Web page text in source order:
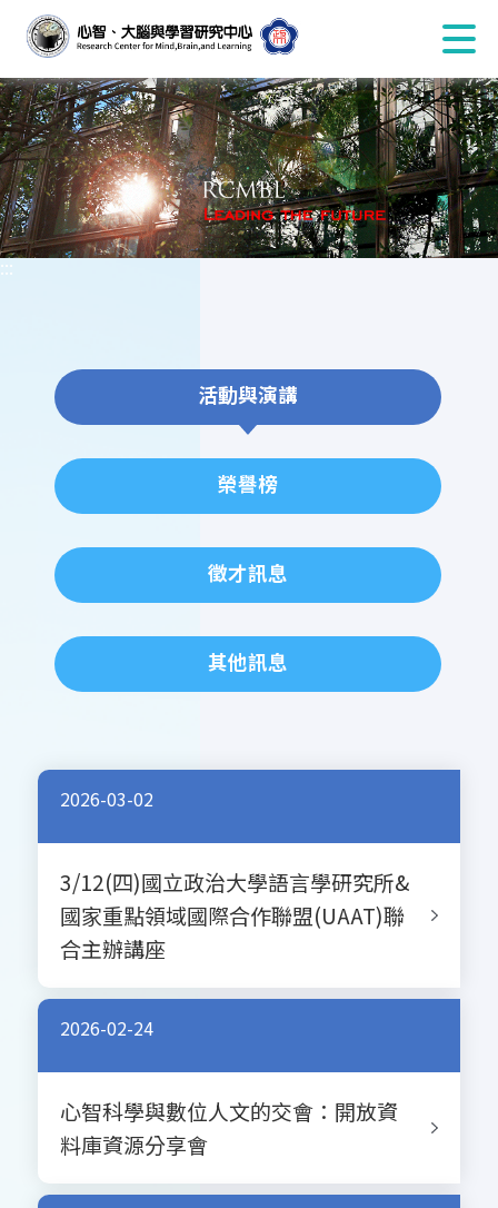
:::
活動與演講
榮譽榜
徵才訊息
其他訊息
2026-03-02
3/12(四)國立政治大學語言學研究所&
國家重點領域國際合作聯盟(UAAT)聯
合主辦講座
2026-02-24
心智科學與數位人文的交會：開放資
料庫資源分享會